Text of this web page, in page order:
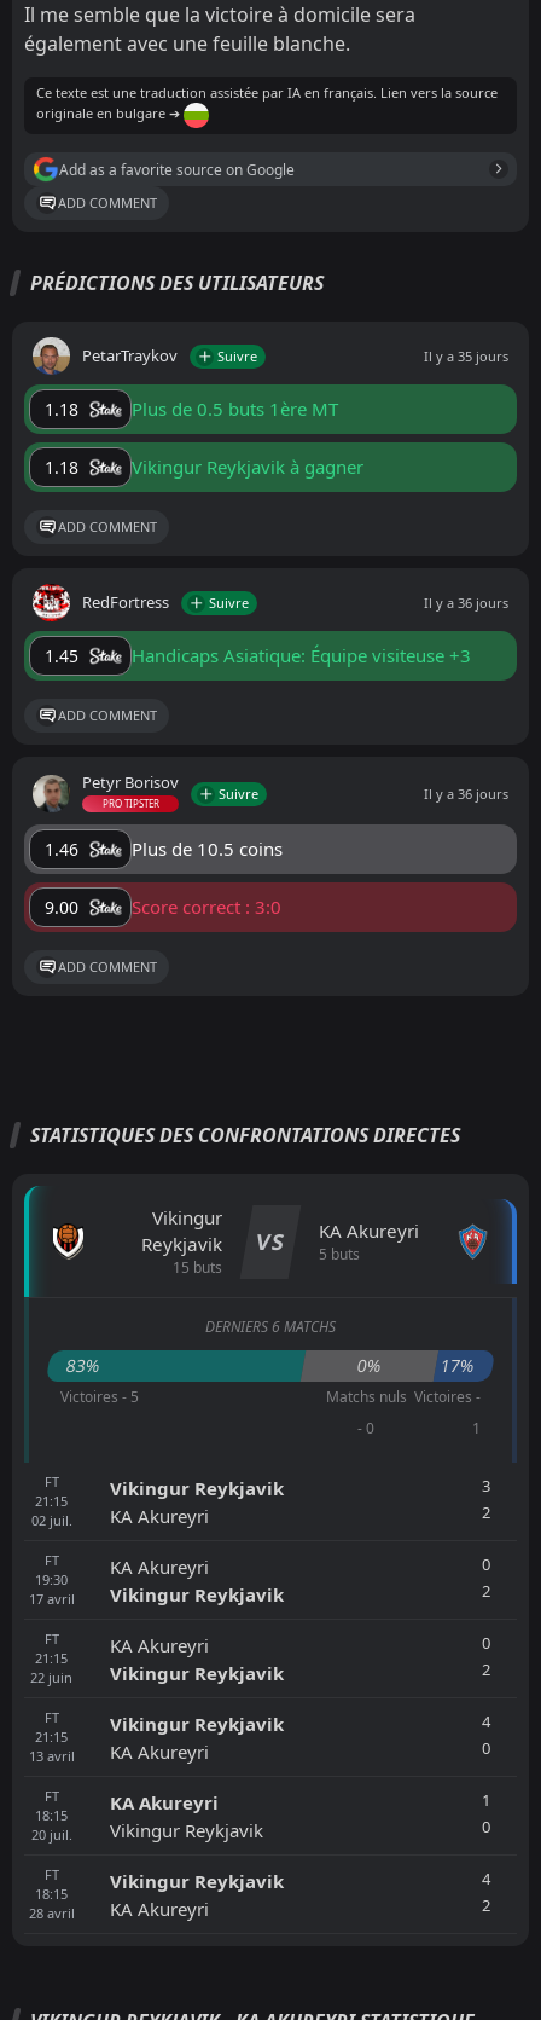
Il me semble que la victoire à domicile sera
également avec une feuille blanche.
Ce texte est une traduction assistée par IA en français. Lien vers la source
originale en bulgare ➔
Add as a favorite source on Google
ADD COMMENT
PRÉDICTIONS DES UTILISATEURS
PetarTraykov Suivre Il y a 35 jours
1.18 Plus de 0.5 buts 1ère MT
1.18 Vikingur Reykjavik à gagner
ADD COMMENT
RedFortress Suivre Il y a 36 jours
1.45 Handicaps Asiatique: Équipe visiteuse +3
ADD COMMENT
Petyr Borisov
PRO TIPSTER
Suivre Il y a 36 jours
1.46 Plus de 10.5 coins
9.00 Score correct : 3:0
ADD COMMENT
STATISTIQUES DES CONFRONTATIONS DIRECTES
Vikingur
Reykjavik
15 buts
VS KA Akureyri
5 buts
DERNIERS 6 MATCHS
83% 0% 17%
Victoires - 5
Matchs nuls
- 0
Victoires -
1
FT
21:15
02 juil.
Vikingur Reykjavik
KA Akureyri
3
2
FT
19:30
17 avril
KA Akureyri
Vikingur Reykjavik
0
2
FT
21:15
22 juin
KA Akureyri
Vikingur Reykjavik
0
2
FT
21:15
13 avril
Vikingur Reykjavik
KA Akureyri
4
0
FT
18:15
20 juil.
KA Akureyri
Vikingur Reykjavik
1
0
FT
18:15
28 avril
Vikingur Reykjavik
KA Akureyri
4
2